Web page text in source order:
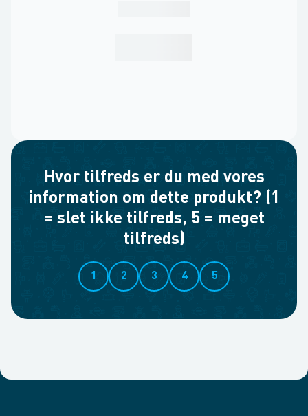
Hvor tilfreds er du med vores
information om dette produkt? (1
= slet ikke tilfreds, 5 = meget
tilfreds)
1 2 3 4 5